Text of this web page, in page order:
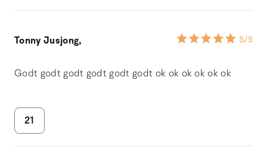
Tonny Jusjong, 5/5
Godt godt godt godt godt godt ok ok ok ok ok ok
21